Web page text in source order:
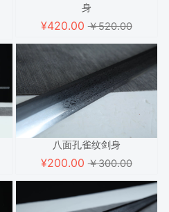
身
¥420.00￥520.00
八面孔雀纹剑身
¥200.00￥300.00